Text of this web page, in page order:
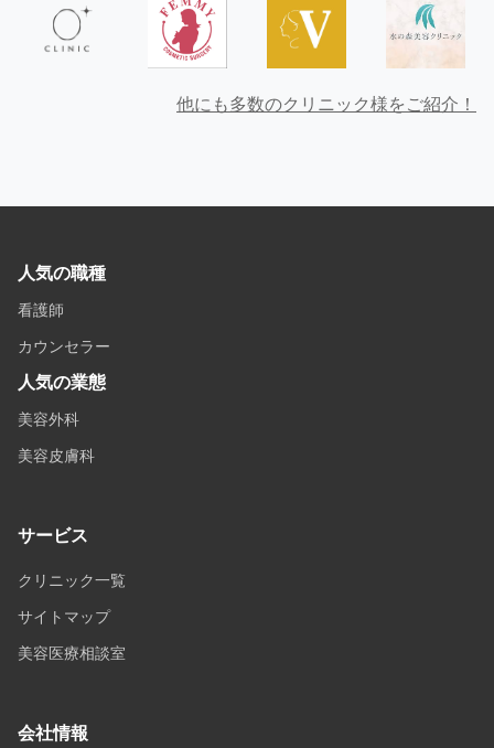
他にも多数のクリニック様をご紹介！
人気の職種
看護師
カウンセラー
人気の業態
美容外科
美容皮膚科
サービス
クリニック一覧
サイトマップ
美容医療相談室
会社情報